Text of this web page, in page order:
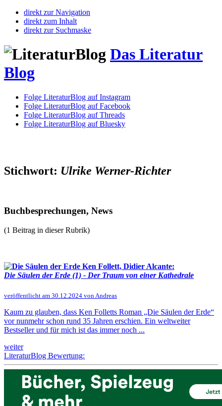
direkt zur Navigation
direkt zum Inhalt
direkt zur Suchmaske
Das Literatur
Blog
Folge LiteraturBlog auf Instagram
Folge LiteraturBlog auf Facebook
Folge LiteraturBlog auf Threads
Folge LiteraturBlog auf Bluesky
Stichwort: Ulrike Werner-Richter
Buchbesprechungen, News
(1 Beitrag in dieser Rubrik)
Ken Follett, Didier Alcante:
Die Säulen der Erde (1) - Der Traum von einer Kathedrale
veröffentlicht am 30.12.2024 von Andreas
Kaum zu glauben, dass Ken Folletts Roman „Die Säulen der Erde“
vor nunmehr schon rund 35 Jahren erschien. Ein weltweiter
Bestseller und für mich ist das immer noch ...
weiter
LiteraturBlog Bewertung: